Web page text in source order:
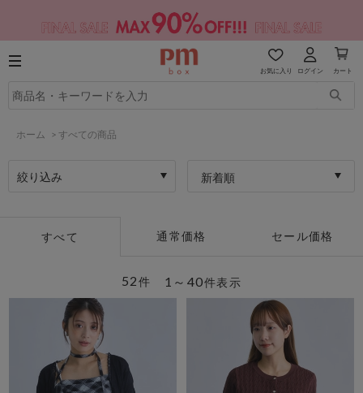
お気に入り ログイン カート
ホーム > すべての商品
絞り込み 新着順
すべて 通常価格 セール価格
1～40件表示
52件